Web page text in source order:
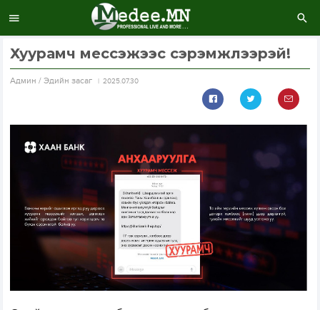
Хуурамч мессэжээс сэрэмжлээрэй!
Aдмин / Эдийн засаг 2025.07.30